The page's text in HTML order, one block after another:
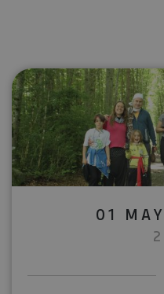
01